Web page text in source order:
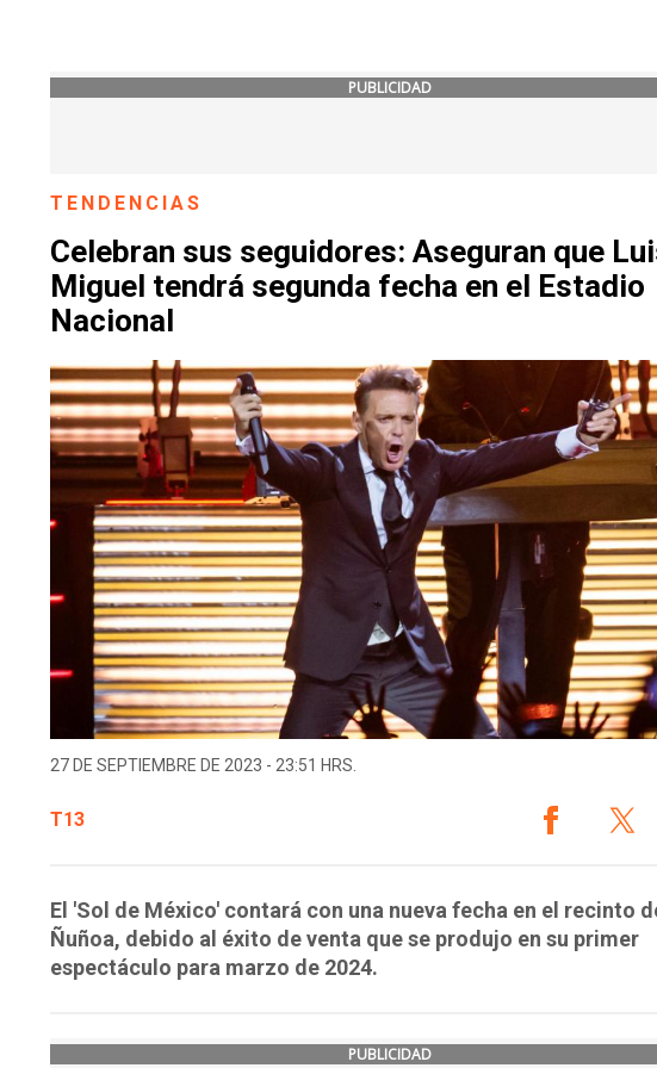
PUBLICIDAD
TENDENCIAS
Celebran sus seguidores: Aseguran que
Miguel tendrá segunda fecha en el Estadio
Nacional
27 DE SEPTIEMBRE DE 2023 - 23:51 HRS.
T13
El 'Sol de México' contará con una nueva fecha en el recinto
Ñuñoa, debido al éxito de venta que se produjo en su primer
espectáculo para marzo de 2024.
PUBLICIDAD